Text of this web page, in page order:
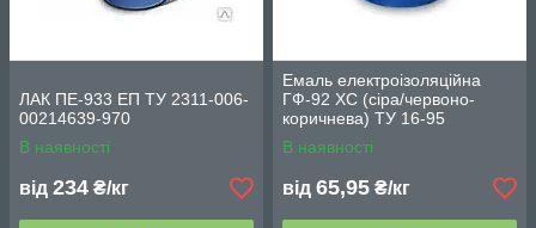
ЛАК ПЕ-933 ЕП ТУ 2311-006-
00214639-970
В наявності
від 234 ₴/кг
Емаль електроізоляційна
ГФ-92 ХС (сіра/червоно-
коричнева) ТУ 16-95
И05.0211.008 і ГОСТ 9151-75
В наявності
від 65,95 ₴/кг